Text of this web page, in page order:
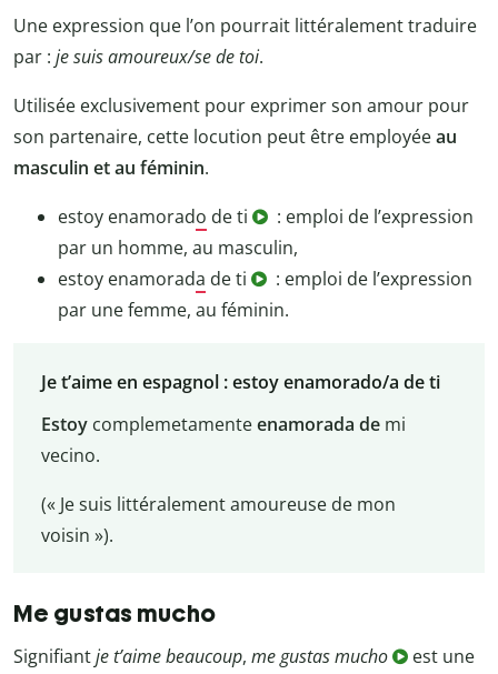
Une expression que l’on pourrait littéralement traduire
par : je suis amoureux/se de toi.
Utilisée exclusivement pour exprimer son amour pour
son partenaire, cette locution peut être employéeau
masculin et au féminin.
estoy enamorado de ti
: emploi de l’expression
par un homme, au masculin,
estoy enamorada de ti
: emploi de l’expression
par une femme, au féminin.
Je t’aime en espagnol : estoy enamorado/a de ti
Estoycomplemetamenteenamorada demi
vecino.
(« Je suis littéralement amoureuse de mon
voisin »).
Me gustas mucho
Signifiantje t’aime beaucoup, me gustas mucho
est une